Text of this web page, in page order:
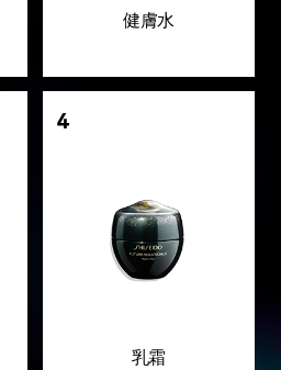
健膚水
4
乳霜